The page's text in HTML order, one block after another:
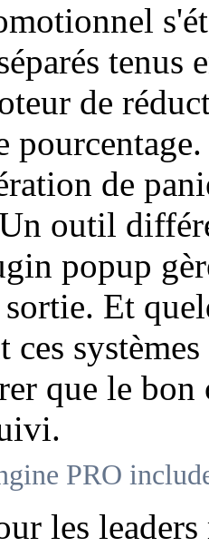
tenus
de
de
outil
popup
Et
ces
que le
PRO
les